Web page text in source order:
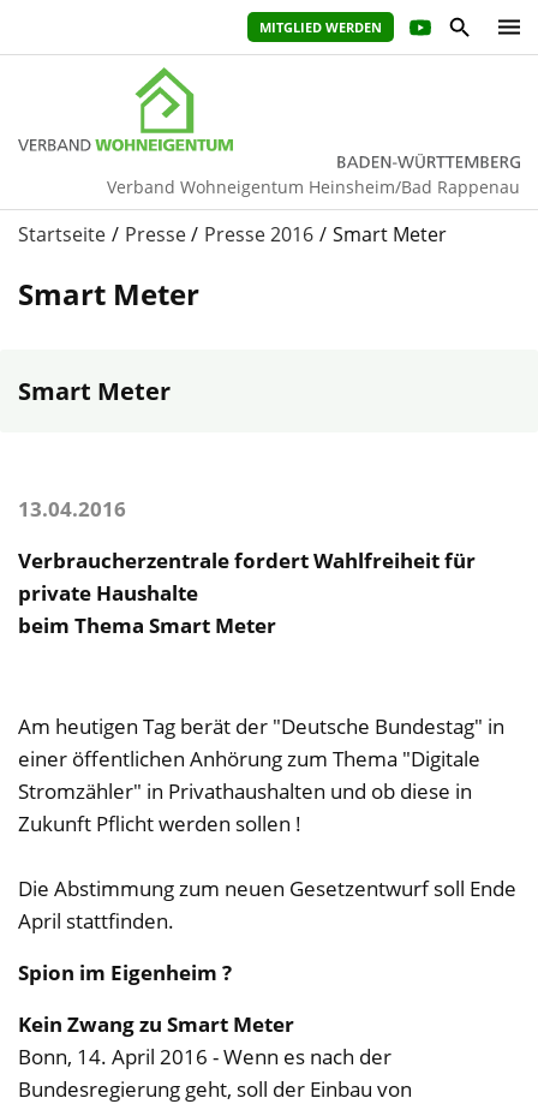
MITGLIED WERDEN
Verband Wohneigentum Heinsheim/Bad Rappenau
Startseite Presse Presse 2016 Smart Meter
Smart Meter
Smart Meter
13.04.2016
Verbraucherzentrale fordert Wahlfreiheit für
private Haushalte
beim Thema Smart Meter
Am heutigen Tag berät der "Deutsche Bundestag" in
einer öffentlichen Anhörung zum Thema "Digitale
Stromzähler" in Privathaushalten und ob diese in
Zukunft Pflicht werden sollen !
Die Abstimmung zum neuen Gesetzentwurf soll Ende
April stattfinden.
Spion im Eigenheim ?
Kein Zwang zu Smart Meter
Bonn, 14. April 2016 - Wenn es nach der
Bundesregierung geht, soll der Einbau von